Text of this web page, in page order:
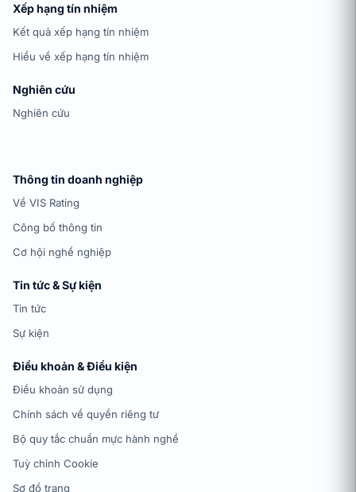
Xếp hạng tín nhiệm
Kết quả xếp hạng tín nhiệm
Hiểu về xếp hạng tín nhiệm
Nghiên cứu
Nghiên cứu
Thông tin doanh nghiệp
Về VIS Rating
Công bố thông tin
Cơ hội nghề nghiệp
Tin tức & Sự kiện
Tin tức
Sự kiện
Điều khoản & Điều kiện
Điều khoản sử dụng
Chính sách về quyền riêng tư
Bộ quy tắc chuẩn mực hành nghề
Tuỳ chỉnh Cookie
Sơ đồ trang